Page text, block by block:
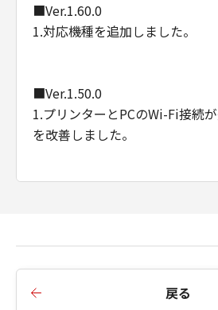
■Ver.1.60.0
1.対応機種を追加しました。
■Ver.1.50.0
1.プリンターとPCのWi-Fi接続
を改善しました。
1.Wi-Fi暗号化方式がWPA3に対
戻る